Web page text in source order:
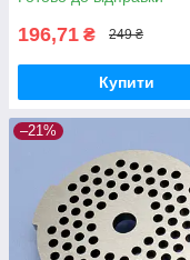
ME204 ME207 ME211
196,71 ₴ 249 ₴
Купити
–21%